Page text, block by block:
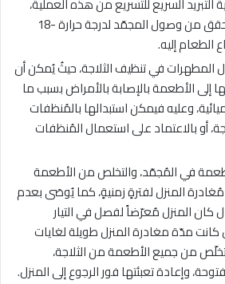
كما يُوصى أيضاً بالتحقق من وصول المجمّد لدرجة حرارة -18
الطعام إليه.
المطهرات في تنظيف الثلاجة، حيثُ يُمكن أن
إلى الأطعمة بالإصابة بالأمراض بسبب ما
وعليه فيمكن استبدالها بالمُنظفات
أو بالاعتماد على استعمال المُنظفات
في المُجمّد، والتخلص من الأطعمة
المنزل لفترةٍ زمنيةٍ، كما يُوصَى بعدم
كان المنزل مُعرّضاً لفصل في التيار
كانت مدّة مغادرة المنزل طويلة لغايات
من جميع الأطعمة من الثلاجة،
وإعادة تعبئتها فور الرجوع إلى المنزل.